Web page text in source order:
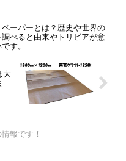
ペーパーとは？歴史や世界の
べると由来やトリビアが意
す。
大
報です！